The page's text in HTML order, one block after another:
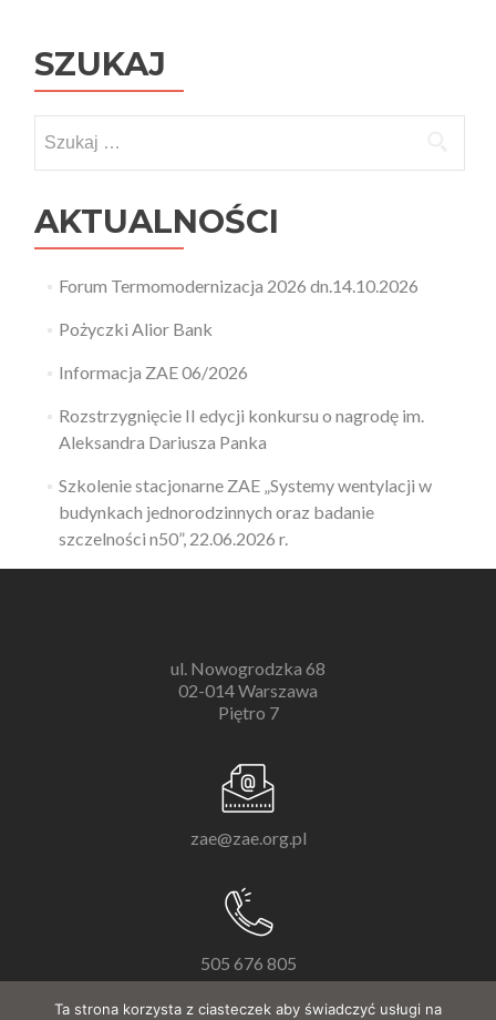
SZUKAJ
AKTUALNOŚCI
Forum Termomodernizacja 2026 dn.14.10.2026
Pożyczki Alior Bank
Informacja ZAE 06/2026
Rozstrzygnięcie II edycji konkursu o nagrodę im.
Aleksandra Dariusza Panka
Szkolenie stacjonarne ZAE „Systemy wentylacji w
budynkach jednorodzinnych oraz badanie
szczelności n50”, 22.06.2026 r.
ul. Nowogrodzka 68
02-014 Warszawa
Piętro 7
zae@zae.org.pl
505 676 805
Ta strona korzysta z ciasteczek aby świadczyć usługi na